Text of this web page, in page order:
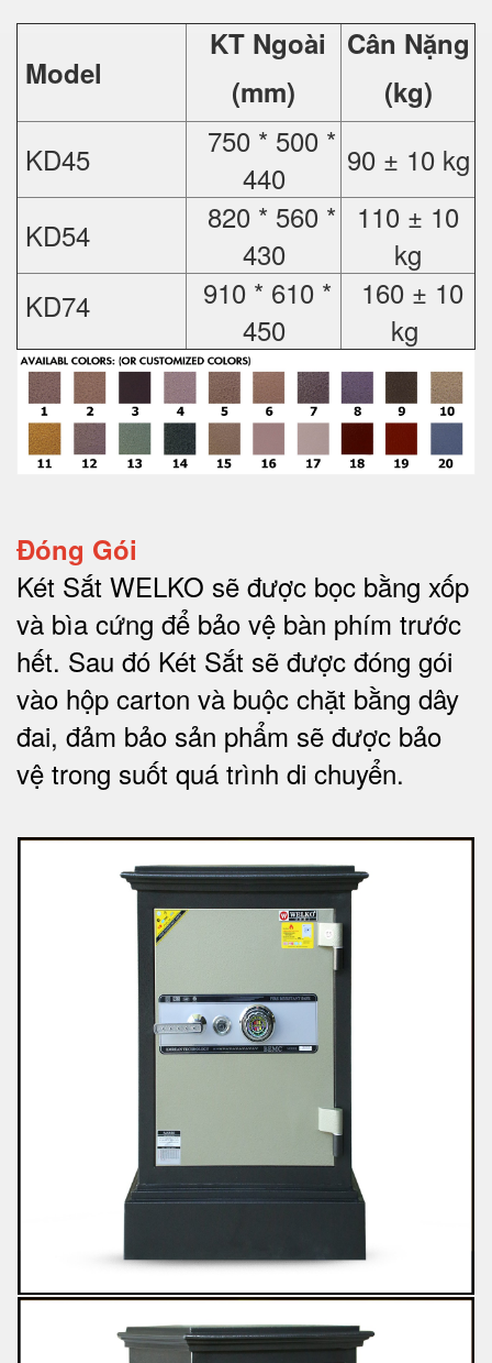
Model
KT Ngoài
(mm)
Cân Nặng
(kg)
KD45
750 * 500 *
440
90 ± 10 kg
KD54
820 * 560 *
430
110 ± 10
kg
KD74
910 * 610 *
450
160 ± 10
kg
Đóng Gói
Két Sắt WELKO sẽ được bọc bằng xốp
và bìa cứng để bảo vệ bàn phím trước
hết. Sau đó Két Sắt sẽ được đóng gói
vào hộp carton và buộc chặt bằng dây
đai, đảm bảo sản phẩm sẽ được bảo
vệ trong suốt quá trình di chuyển.